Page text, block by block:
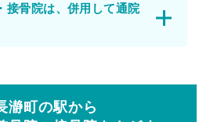
接骨院は、併用して通院
瀞町の駅から